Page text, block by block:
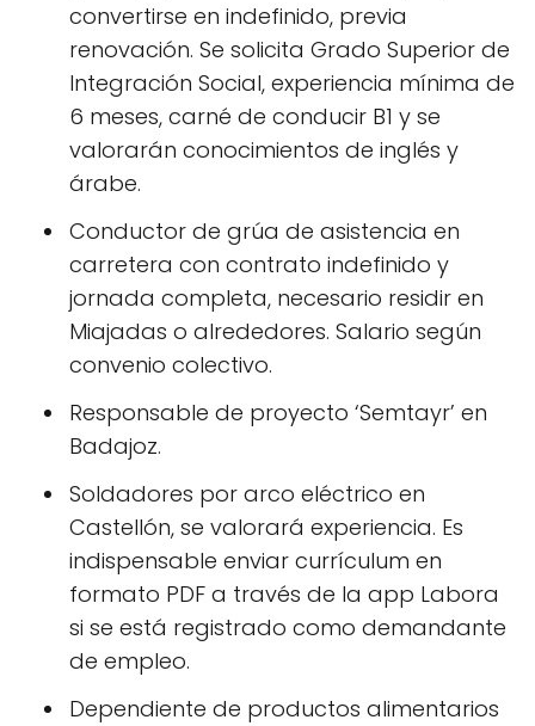
convertirse en indefinido, previa
renovación. Se solicita Grado Superior de
Integración Social, experiencia mínima de
6 meses, carné de conducir B1 y se
valorarán conocimientos de inglés y
árabe.
Conductor de grúa de asistencia en
carretera con contrato indefinido y
jornada completa, necesario residir en
Miajadas o alrededores. Salario según
convenio colectivo.
Responsable de proyecto ‘Semtayr’ en
Badajoz.
Soldadores por arco eléctrico en
Castellón, se valorará experiencia. Es
indispensable enviar currículum en
formato PDF a través de la app Labora
si se está registrado como demandante
de empleo.
Dependiente de productos alimentarios